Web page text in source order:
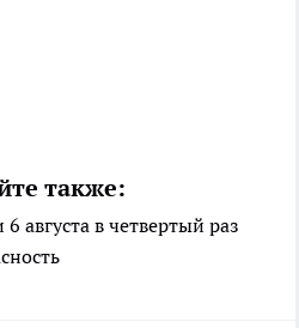
также:
августа в четвертый раз